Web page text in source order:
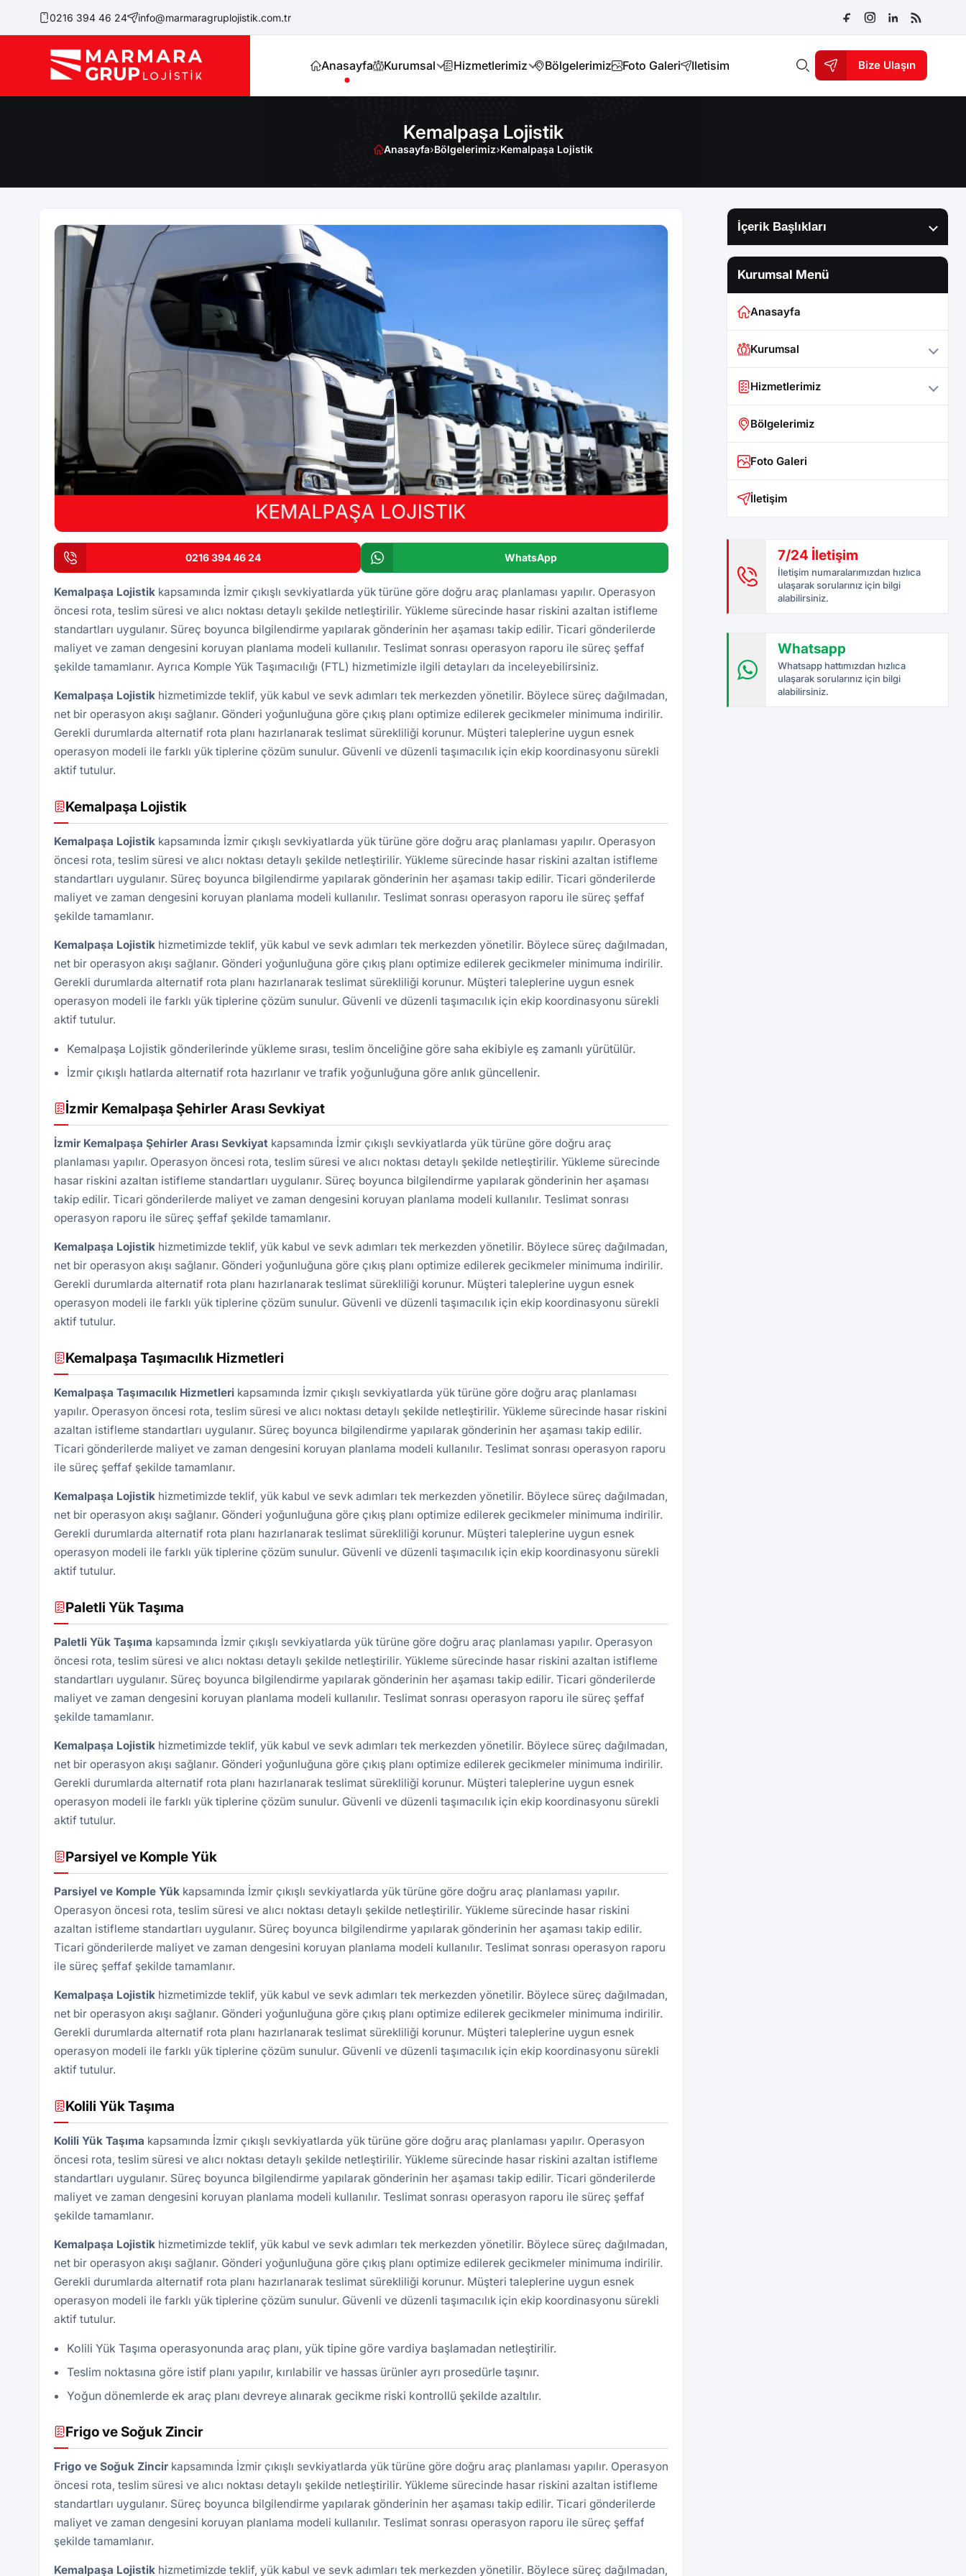
0216 394 46 24 info@marmaragruplojistik.com.tr
Anasayfa Kurumsal Hizmetlerimiz Bölgelerimiz Foto Galeri Iletisim Bize Ulaşın
Kemalpaşa Lojistik
Anasayfa›Bölgelerimiz›Kemalpaşa Lojistik
0216 394 46 24 WhatsApp
Kemalpaşa Lojistikkapsamında İzmir çıkışlı sevkiyatlarda yük türüne göre doğru araç planlaması yapılır. Operasyon
öncesi rota, teslim süresi ve alıcı noktası detaylı şekilde netleştirilir. Yükleme sürecinde hasar riskini azaltan istifleme
standartları uygulanır. Süreç boyunca bilgilendirme yapılarak gönderinin her aşaması takip edilir. Ticari gönderilerde
maliyet ve zaman dengesini koruyan planlama modeli kullanılır. Teslimat sonrası operasyon raporu ile süreç şeffaf
şekilde tamamlanır. Ayrıca Komple Yük Taşımacılığı (FTL) hizmetimizle ilgili detayları da inceleyebilirsiniz.
Kemalpaşa Lojistikhizmetimizde teklif, yük kabul ve sevk adımları tek merkezden yönetilir. Böylece süreç dağılmadan,
net bir operasyon akışı sağlanır. Gönderi yoğunluğuna göre çıkış planı optimize edilerek gecikmeler minimuma indirilir.
Gerekli durumlarda alternatif rota planı hazırlanarak teslimat sürekliliği korunur. Müşteri taleplerine uygun esnek
operasyon modeli ile farklı yük tiplerine çözüm sunulur. Güvenli ve düzenli taşımacılık için ekip koordinasyonu sürekli
aktif tutulur.
Kemalpaşa Lojistik
Kemalpaşa Lojistikkapsamında İzmir çıkışlı sevkiyatlarda yük türüne göre doğru araç planlaması yapılır. Operasyon
öncesi rota, teslim süresi ve alıcı noktası detaylı şekilde netleştirilir. Yükleme sürecinde hasar riskini azaltan istifleme
standartları uygulanır. Süreç boyunca bilgilendirme yapılarak gönderinin her aşaması takip edilir. Ticari gönderilerde
maliyet ve zaman dengesini koruyan planlama modeli kullanılır. Teslimat sonrası operasyon raporu ile süreç şeffaf
şekilde tamamlanır.
Kemalpaşa Lojistikhizmetimizde teklif, yük kabul ve sevk adımları tek merkezden yönetilir. Böylece süreç dağılmadan,
net bir operasyon akışı sağlanır. Gönderi yoğunluğuna göre çıkış planı optimize edilerek gecikmeler minimuma indirilir.
Gerekli durumlarda alternatif rota planı hazırlanarak teslimat sürekliliği korunur. Müşteri taleplerine uygun esnek
operasyon modeli ile farklı yük tiplerine çözüm sunulur. Güvenli ve düzenli taşımacılık için ekip koordinasyonu sürekli
aktif tutulur.
Kemalpaşa Lojistik gönderilerinde yükleme sırası, teslim önceliğine göre saha ekibiyle eş zamanlı yürütülür.
İzmir çıkışlı hatlarda alternatif rota hazırlanır ve trafik yoğunluğuna göre anlık güncellenir.
İzmir Kemalpaşa Şehirler Arası Sevkiyat
İzmir Kemalpaşa Şehirler Arası Sevkiyatkapsamında İzmir çıkışlı sevkiyatlarda yük türüne göre doğru araç
planlaması yapılır. Operasyon öncesi rota, teslim süresi ve alıcı noktası detaylı şekilde netleştirilir. Yükleme sürecinde
hasar riskini azaltan istifleme standartları uygulanır. Süreç boyunca bilgilendirme yapılarak gönderinin her aşaması
takip edilir. Ticari gönderilerde maliyet ve zaman dengesini koruyan planlama modeli kullanılır. Teslimat sonrası
operasyon raporu ile süreç şeffaf şekilde tamamlanır.
Kemalpaşa Lojistikhizmetimizde teklif, yük kabul ve sevk adımları tek merkezden yönetilir. Böylece süreç dağılmadan,
net bir operasyon akışı sağlanır. Gönderi yoğunluğuna göre çıkış planı optimize edilerek gecikmeler minimuma indirilir.
Gerekli durumlarda alternatif rota planı hazırlanarak teslimat sürekliliği korunur. Müşteri taleplerine uygun esnek
operasyon modeli ile farklı yük tiplerine çözüm sunulur. Güvenli ve düzenli taşımacılık için ekip koordinasyonu sürekli
aktif tutulur.
Kemalpaşa Taşımacılık Hizmetleri
Kemalpaşa Taşımacılık Hizmetlerikapsamında İzmir çıkışlı sevkiyatlarda yük türüne göre doğru araç planlaması
yapılır. Operasyon öncesi rota, teslim süresi ve alıcı noktası detaylı şekilde netleştirilir. Yükleme sürecinde hasar riskini
azaltan istifleme standartları uygulanır. Süreç boyunca bilgilendirme yapılarak gönderinin her aşaması takip edilir.
Ticari gönderilerde maliyet ve zaman dengesini koruyan planlama modeli kullanılır. Teslimat sonrası operasyon raporu
ile süreç şeffaf şekilde tamamlanır.
Kemalpaşa Lojistikhizmetimizde teklif, yük kabul ve sevk adımları tek merkezden yönetilir. Böylece süreç dağılmadan,
net bir operasyon akışı sağlanır. Gönderi yoğunluğuna göre çıkış planı optimize edilerek gecikmeler minimuma indirilir.
Gerekli durumlarda alternatif rota planı hazırlanarak teslimat sürekliliği korunur. Müşteri taleplerine uygun esnek
operasyon modeli ile farklı yük tiplerine çözüm sunulur. Güvenli ve düzenli taşımacılık için ekip koordinasyonu sürekli
aktif tutulur.
Paletli Yük Taşıma
Paletli YükTaşıma kapsamında İzmir çıkışlı sevkiyatlarda yük türüne göre doğru araç planlaması yapılır. Operasyon
öncesi rota, teslim süresi ve alıcı noktası detaylı şekilde netleştirilir. Yükleme sürecinde hasar riskini azaltan istifleme
standartları uygulanır. Süreç boyunca bilgilendirme yapılarak gönderinin her aşaması takip edilir. Ticari gönderilerde
maliyet ve zaman dengesini koruyan planlama modeli kullanılır. Teslimat sonrası operasyon raporu ile süreç şeffaf
şekilde tamamlanır.
Kemalpaşa Lojistikhizmetimizde teklif, yük kabul ve sevk adımları tek merkezden yönetilir. Böylece süreç dağılmadan,
net bir operasyon akışı sağlanır. Gönderi yoğunluğuna göre çıkış planı optimize edilerek gecikmeler minimuma indirilir.
Gerekli durumlarda alternatif rota planı hazırlanarak teslimat sürekliliği korunur. Müşteri taleplerine uygun esnek
operasyon modeli ile farklı yük tiplerine çözüm sunulur. Güvenli ve düzenli taşımacılık için ekip koordinasyonu sürekli
aktif tutulur.
Parsiyel ve Komple Yük
Parsiyel ve Komple Yükkapsamında İzmir çıkışlı sevkiyatlarda yük türüne göre doğru araç planlaması yapılır.
Operasyon öncesi rota, teslim süresi ve alıcı noktası detaylı şekilde netleştirilir. Yükleme sürecinde hasar riskini
azaltan istifleme standartları uygulanır. Süreç boyunca bilgilendirme yapılarak gönderinin her aşaması takip edilir.
Ticari gönderilerde maliyet ve zaman dengesini koruyan planlama modeli kullanılır. Teslimat sonrası operasyon raporu
ile süreç şeffaf şekilde tamamlanır.
Kemalpaşa Lojistikhizmetimizde teklif, yük kabul ve sevk adımları tek merkezden yönetilir. Böylece süreç dağılmadan,
net bir operasyon akışı sağlanır. Gönderi yoğunluğuna göre çıkış planı optimize edilerek gecikmeler minimuma indirilir.
Gerekli durumlarda alternatif rota planı hazırlanarak teslimat sürekliliği korunur. Müşteri taleplerine uygun esnek
operasyon modeli ile farklı yük tiplerine çözüm sunulur. Güvenli ve düzenli taşımacılık için ekip koordinasyonu sürekli
aktif tutulur.
Kolili Yük Taşıma
Kolili Yük Taşıma kapsamında İzmir çıkışlı sevkiyatlarda yük türüne göre doğru araç planlaması yapılır. Operasyon
öncesi rota, teslim süresi ve alıcı noktası detaylı şekilde netleştirilir. Yükleme sürecinde hasar riskini azaltan istifleme
standartları uygulanır. Süreç boyunca bilgilendirme yapılarak gönderinin her aşaması takip edilir. Ticari gönderilerde
maliyet ve zaman dengesini koruyan planlama modeli kullanılır. Teslimat sonrası operasyon raporu ile süreç şeffaf
şekilde tamamlanır.
Kemalpaşa Lojistikhizmetimizde teklif, yük kabul ve sevk adımları tek merkezden yönetilir. Böylece süreç dağılmadan,
net bir operasyon akışı sağlanır. Gönderi yoğunluğuna göre çıkış planı optimize edilerek gecikmeler minimuma indirilir.
Gerekli durumlarda alternatif rota planı hazırlanarak teslimat sürekliliği korunur. Müşteri taleplerine uygun esnek
operasyon modeli ile farklı yük tiplerine çözüm sunulur. Güvenli ve düzenli taşımacılık için ekip koordinasyonu sürekli
aktif tutulur.
Kolili Yük Taşıma operasyonunda araç planı, yük tipine göre vardiya başlamadan netleştirilir.
Teslim noktasına göre istif planı yapılır, kırılabilir ve hassas ürünler ayrı prosedürle taşınır.
Yoğun dönemlerde ek araç planı devreye alınarak gecikme riski kontrollü şekilde azaltılır.
Frigo ve Soğuk Zincir
Frigo ve Soğuk Zincirkapsamında İzmir çıkışlı sevkiyatlarda yük türüne göre doğru araç planlaması yapılır. Operasyon
öncesi rota, teslim süresi ve alıcı noktası detaylı şekilde netleştirilir. Yükleme sürecinde hasar riskini azaltan istifleme
standartları uygulanır. Süreç boyunca bilgilendirme yapılarak gönderinin her aşaması takip edilir. Ticari gönderilerde
maliyet ve zaman dengesini koruyan planlama modeli kullanılır. Teslimat sonrası operasyon raporu ile süreç şeffaf
şekilde tamamlanır.
Kemalpaşa Lojistikhizmetimizde teklif, yük kabul ve sevk adımları tek merkezden yönetilir. Böylece süreç dağılmadan,
İçerik Başlıkları
Kurumsal Menü
Anasayfa
Kurumsal
Hizmetlerimiz
Bölgelerimiz
Foto Galeri
İletişim
7/24 İletişim
İletişim numaralarımızdan hızlıca
ulaşarak sorularınız için bilgi
alabilirsiniz.
Whatsapp
Whatsapp hattımızdan hızlıca
ulaşarak sorularınız için bilgi
alabilirsiniz.